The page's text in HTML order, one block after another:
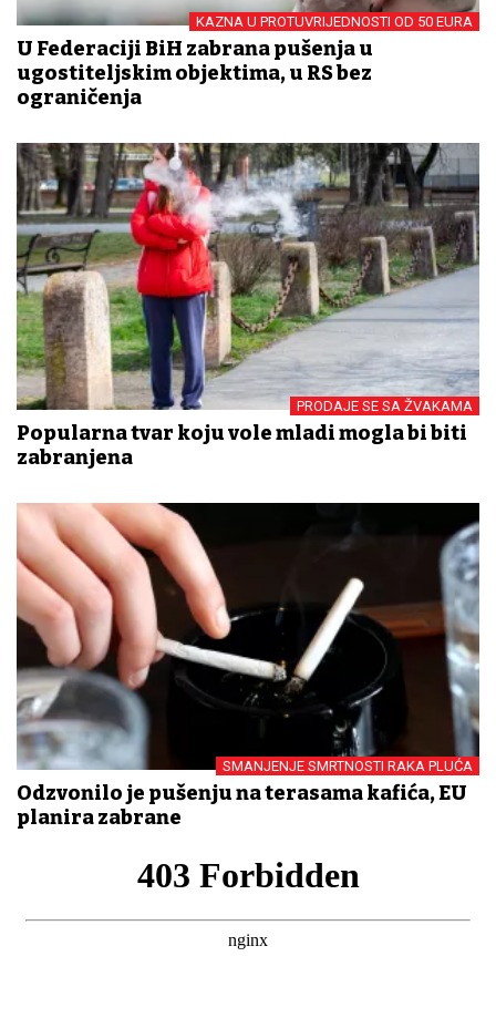
KAZNA U PROTUVRIJEDNOSTI OD 50 EURA
U Federaciji BiH zabrana pušenja u
ugostiteljskim objektima, u RS bez
ograničenja
PRODAJE SE SA ŽVAKAMA
Popularna tvar koju vole mladi mogla bi biti
zabranjena
SMANJENJE SMRTNOSTI RAKA PLUĆA
Odzvonilo je pušenju na terasama kafića, EU
planira zabrane